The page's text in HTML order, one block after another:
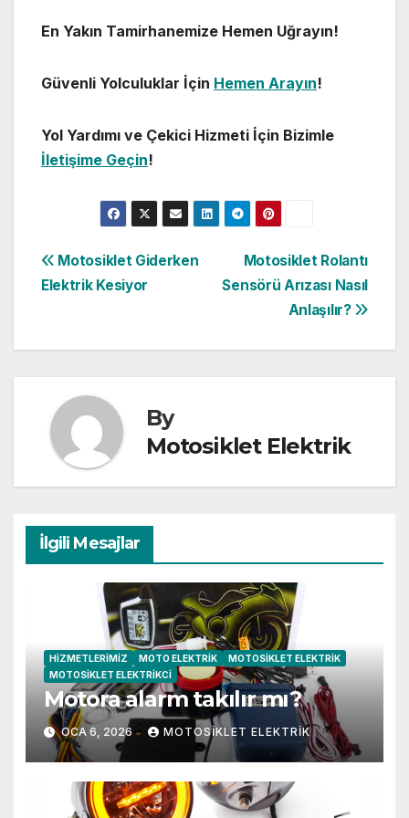
En Yakın Tamirhanemize Hemen Uğrayın!
Güvenli Yolculuklar İçin Hemen Arayın!
Yol Yardımı ve Çekici Hizmeti İçin Bizimle
İletişime Geçin!
Yazı
gezinmesi
Motosiklet Rolantı
Sensörü Arızası Nasıl
Anlaşılır?
Motosiklet Giderken
Elektrik Kesiyor
By
Motosiklet Elektrik
İlgili Mesajlar
HIZMETLERIMIZ MOTO ELEKTRIK
MOTOSIKLET ELEKTRIK
MOTOSIKLET ELEKTRIKCI
Motora alarm takılır mı?
OCA 6, 2026 MOTOSIKLET ELEKTRIK